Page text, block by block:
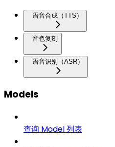
语音合成（TTS）
音色复刻
语音识别（ASR）
Models
查询 Model 列表